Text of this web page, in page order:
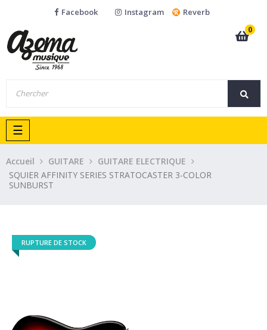
Facebook Instagram
Reverb
0
Basculer
la
navigation
☰
Accueil GUITARE
GUITARE ELECTRIQUE
SQUIER AFFINITY SERIES STRATOCASTER 3-COLOR
SUNBURST
RUPTURE DE STOCK